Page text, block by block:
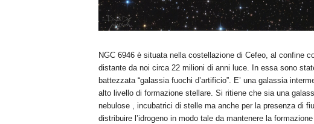
NGC 6946 è situata nella costellazione di Cefeo, al confine
distante da noi circa 22 milioni di anni luce. In essa sono
battezzata “galassia fuochi d’artificio”. E’ una galassia
alto livello di formazione stellare. Si ritiene che sia una
nebulose , incubatrici di stelle ma anche per la presenza di
distribuire l’idrogeno in modo tale da mantenere la